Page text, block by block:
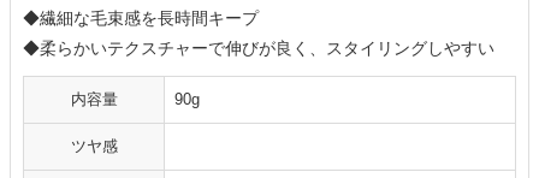
◆繊細な毛束感を長時間キープ
◆柔らかいテクスチャーで伸びが良く、スタイリングしやすい
内容量 90g
ツヤ感